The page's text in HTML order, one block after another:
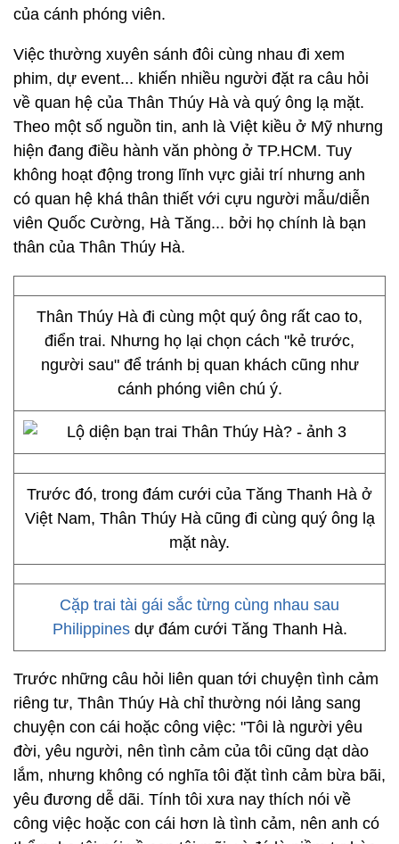
của cánh phóng viên.
Việc thường xuyên sánh đôi cùng nhau đi xem
phim, dự event... khiến nhiều người đặt ra câu hỏi
về quan hệ của Thân Thúy Hà và quý ông lạ mặt.
Theo một số nguồn tin, anh là Việt kiều ở Mỹ nhưng
hiện đang điều hành văn phòng ở TP.HCM. Tuy
không hoạt động trong lĩnh vực giải trí nhưng anh
có quan hệ khá thân thiết với cựu người mẫu/diễn
viên Quốc Cường, Hà Tăng... bởi họ chính là bạn
thân của Thân Thúy Hà.
Thân Thúy Hà đi cùng một quý ông rất cao to,
điển trai. Nhưng họ lại chọn cách "kẻ trước,
người sau" để tránh bị quan khách cũng như
cánh phóng viên chú ý.
Trước đó, trong đám cưới của Tăng Thanh Hà ở
Việt Nam, Thân Thúy Hà cũng đi cùng quý ông lạ
mặt này.
Cặp trai tài gái sắc từng cùng nhau sau
Philippinesdự đám cưới Tăng Thanh Hà.
Trước những câu hỏi liên quan tới chuyện tình cảm
riêng tư, Thân Thúy Hà chỉ thường nói lảng sang
chuyện con cái hoặc công việc: "Tôi là người yêu
đời, yêu người, nên tình cảm của tôi cũng dạt dào
lắm, nhưng không có nghĩa tôi đặt tình cảm bừa bãi,
yêu đương dễ dãi. Tính tôi xưa nay thích nói về
công việc hoặc con cái hơn là tình cảm, nên anh có